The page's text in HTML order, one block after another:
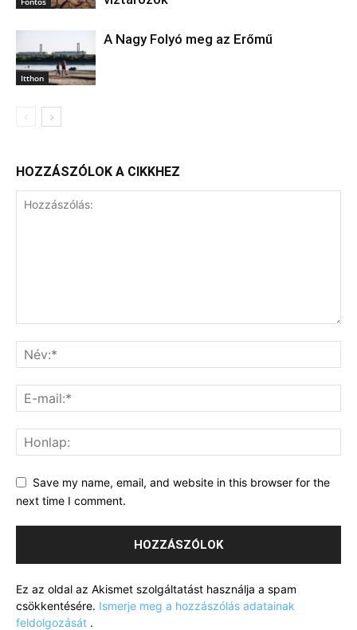
Itthon
A Nagy Folyó meg az Erőmű
HOZZÁSZÓLOK A CIKKHEZ
Save my name, email, and website in this browser for the
next time I comment.
Ez az oldal az Akismet szolgáltatást használja a spam
csökkentésére. Ismerje meg a hozzászólás adatainak
feldolgozását .